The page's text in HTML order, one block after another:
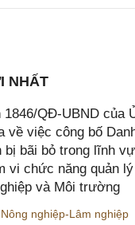
NHẤT
1846/QĐ-UBND của
về việc công bố
bị bãi bỏ trong lĩnh
vi chức năng quản
và Môi trường
Nông nghiệp-Lâm nghiệp